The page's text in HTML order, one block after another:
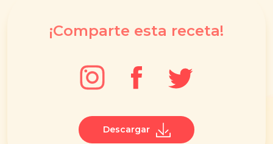
¡Comparte esta receta!
Descargar